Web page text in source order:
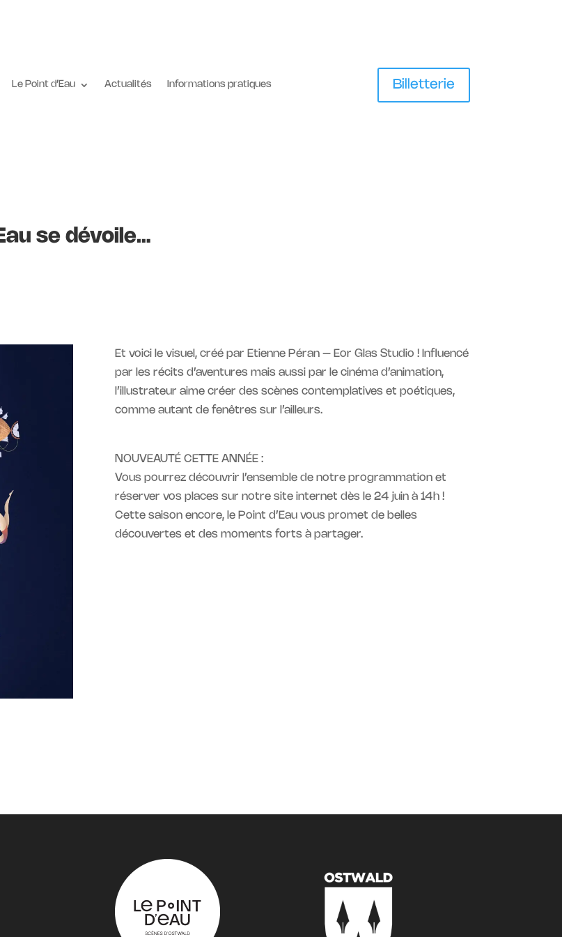
Le Point d’Eau Actualités Informations pratiques Billetterie
se dévoile…
Et voici le visuel, créé par Etienne Péran – Eor Glas Studio ! Influencé
par les récits d’aventures mais aussi par le cinéma d’animation,
l’illustrateur aime créer des scènes contemplatives et poétiques,
comme autant de fenêtres sur l’ailleurs.
NOUVEAUTÉ CETTE ANNÉE :
Vous pourrez découvrir l’ensemble de notre programmation et
réserver vos places sur notre site internet dès le 24 juin à 14h !
Cette saison encore, le Point d’Eau vous promet de belles
découvertes et des moments forts à partager.